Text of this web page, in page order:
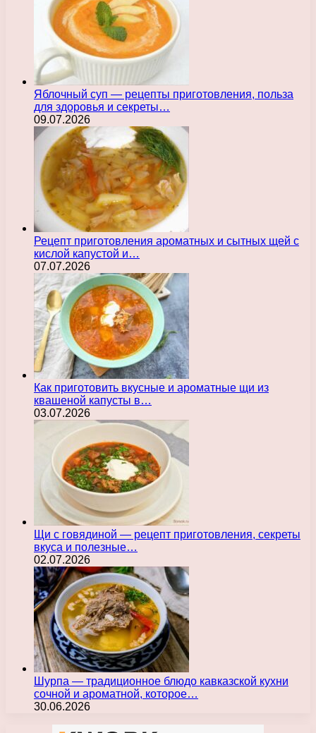
Яблочный суп — рецепты приготовления, польза
для здоровья и секреты…
09.07.2026
Рецепт приготовления ароматных и сытных щей с
кислой капустой и…
07.07.2026
Как приготовить вкусные и ароматные щи из
квашеной капусты в…
03.07.2026
Щи с говядиной — рецепт приготовления, секреты
вкуса и полезные…
02.07.2026
Шурпа — традиционное блюдо кавказской кухни
сочной и ароматной, которое…
30.06.2026